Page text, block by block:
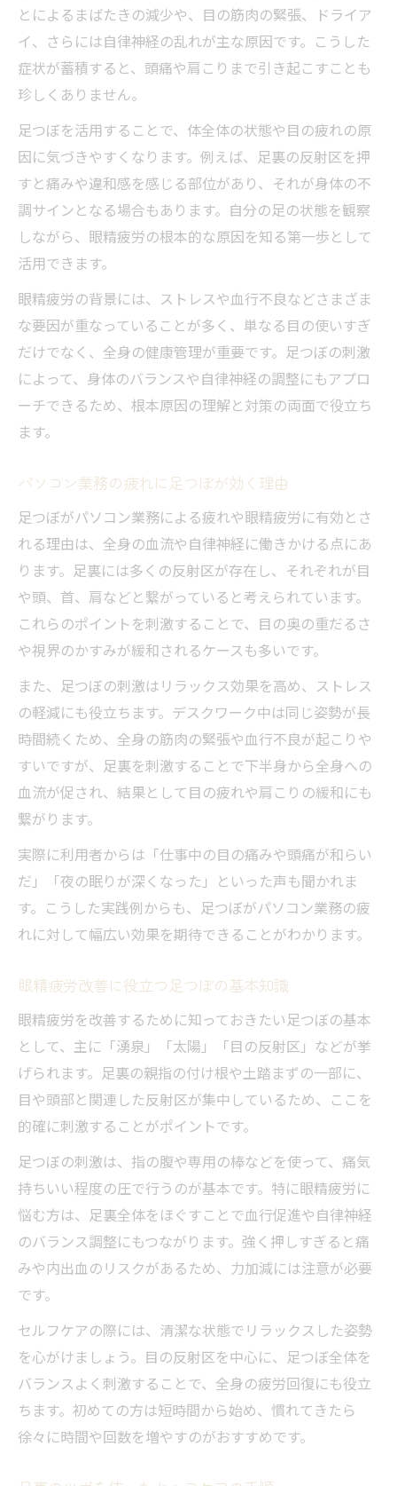
足つぼで目の負担を和らげる実践法
デスクワークの疲れ目に足つぼが効果的な
理由
足裏ケアで視界スッキリを目指すセルフ法
足つぼで視界がクリアになる理由を解説
眼精疲労のセルフケアに最適な足裏刺激法
足つぼで目の奥の重だるさを和らげるコツ
自宅でできる視力回復サポートの足つぼ法
足つぼと目のツボの組み合わせケアの効果
仕事の合間にできる足つぼセルフマッサー
ジ
パソコン作業と足つぼケアを両立させる習
慣
ック
足つぼで目のストレスを軽減する方法
足つぼ刺激がもたらす眼精疲労軽減の秘訣
足つぼ刺激で目の奥の疲れを和らげる方法
眼精疲労を緩和するための足つぼの選び方
足つぼと頭痛ケアを同時に行うポイント
足つぼ刺激による眼精疲労予防のコツ
目の奥の重だるさに効く足つぼポイント
足つぼで目の奥の重さが緩和される理由
効果的な足つぼの位置と刺激方法を解説
眼精疲労におすすめの足つぼポイント紹介
目のだるさを和らげる足つぼセルフケア術
足つぼと耳つぼの組み合わせで目の疲れ対
策
とによるまばたきの減少や、目の筋肉の緊張、ドライア
イ、さらには自律神経の乱れが主な原因です。こうした
症状が蓄積すると、頭痛や肩こりまで引き起こすことも
珍しくありません。
足つぼを活用することで、体全体の状態や目の疲れの原
因に気づきやすくなります。例えば、足裏の反射区を押
すと痛みや違和感を感じる部位があり、それが身体の不
調サインとなる場合もあります。自分の足の状態を観察
しながら、眼精疲労の根本的な原因を知る第一歩として
活用できます。
眼精疲労の背景には、ストレスや血行不良などさまざま
な要因が重なっていることが多く、単なる目の使いすぎ
だけでなく、全身の健康管理が重要です。足つぼの刺激
によって、身体のバランスや自律神経の調整にもアプロ
ーチできるため、根本原因の理解と対策の両面で役立ち
ます。
パソコン業務の疲れに足つぼが効く理由
足つぼがパソコン業務による疲れや眼精疲労に有効とさ
れる理由は、全身の血流や自律神経に働きかける点にあ
ります。足裏には多くの反射区が存在し、それぞれが目
や頭、首、肩などと繋がっていると考えられています。
これらのポイントを刺激することで、目の奥の重だるさ
や視界のかすみが緩和されるケースも多いです。
また、足つぼの刺激はリラックス効果を高め、ストレス
の軽減にも役立ちます。デスクワーク中は同じ姿勢が長
時間続くため、全身の筋肉の緊張や血行不良が起こりや
すいですが、足裏を刺激することで下半身から全身への
血流が促され、結果として目の疲れや肩こりの緩和にも
繋がります。
実際に利用者からは「仕事中の目の痛みや頭痛が和らい
だ」「夜の眠りが深くなった」といった声も聞かれま
す。こうした実践例からも、足つぼがパソコン業務の疲
れに対して幅広い効果を期待できることがわかります。
眼精疲労改善に役立つ足つぼの基本知識
眼精疲労を改善するために知っておきたい足つぼの基本
として、主に「湧泉」「太陽」「目の反射区」などが挙
げられます。足裏の親指の付け根や土踏まずの一部に、
目や頭部と関連した反射区が集中しているため、ここを
的確に刺激することがポイントです。
足つぼの刺激は、指の腹や専用の棒などを使って、痛気
持ちいい程度の圧で行うのが基本です。特に眼精疲労に
悩む方は、足裏全体をほぐすことで血行促進や自律神経
のバランス調整にもつながります。強く押しすぎると痛
みや内出血のリスクがあるため、力加減には注意が必要
です。
セルフケアの際には、清潔な状態でリラックスした姿勢
を心がけましょう。目の反射区を中心に、足つぼ全体を
バランスよく刺激することで、全身の疲労回復にも役立
ちます。初めての方は短時間から始め、慣れてきたら
徐々に時間や回数を増やすのがおすすめです。